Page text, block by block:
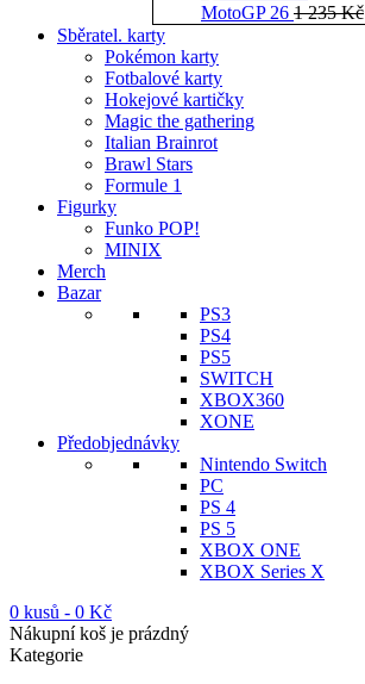
MotoGP 26 1 235Kč
Sběratel. karty
Pokémon karty
Fotbalové karty
Hokejové kartičky
Magic the gathering
Italian Brainrot
Brawl Stars
Formule 1
Figurky
Funko POP!
MINIX
Merch
Bazar
PS3
PS4
PS5
SWITCH
XBOX360
XONE
Předobjednávky
Nintendo Switch
PC
PS 4
PS 5
XBOX ONE
XBOX Series X
0 kusů - 0 Kč
Nákupní koš je prázdný
Kategorie